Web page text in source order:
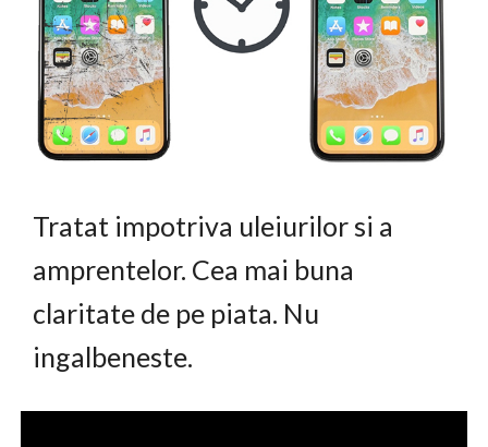
Tratat impotriva uleiurilor si a
amprentelor. Cea mai buna
claritate de pe piata. Nu
ingalbeneste.